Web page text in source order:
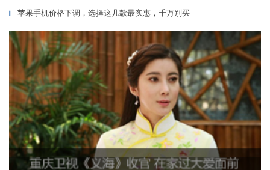
▎ 苹果手机价格下调，选择这几款最实惠，千万别买